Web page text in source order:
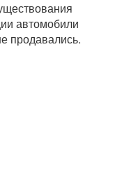
автомобили
продавались.